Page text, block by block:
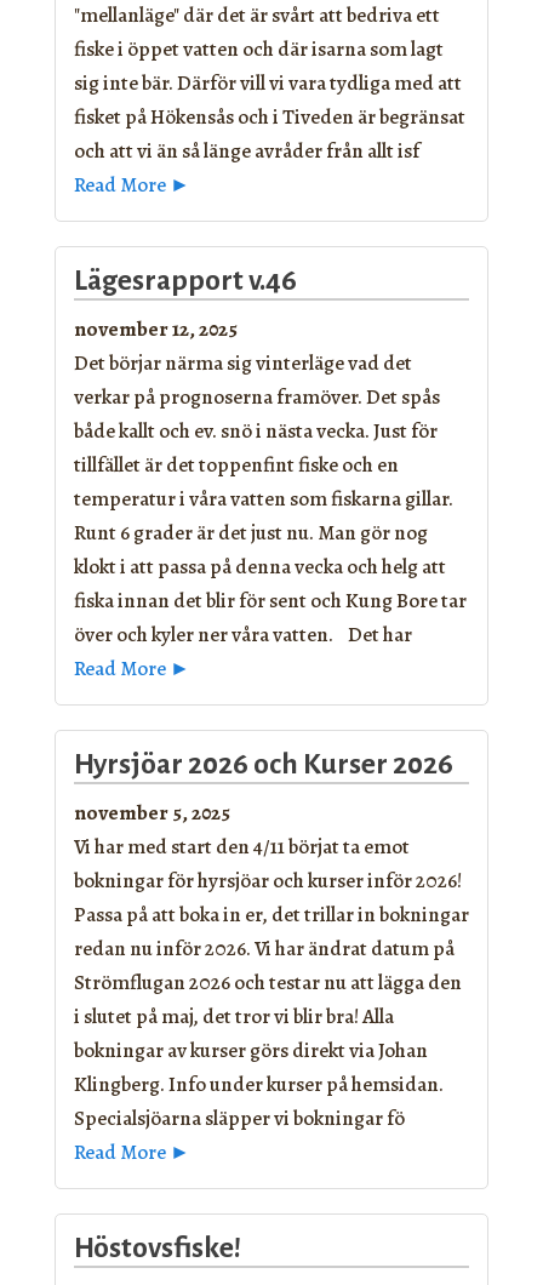
"mellanläge" där det är svårt att bedriva ett
fiske i öppet vatten och där isarna som lagt
sig inte bär. Därför vill vi vara tydliga med att
fisket på Hökensås och i Tiveden är begränsat
och att vi än så länge avråder från allt isf
Read More ►
Lägesrapport v.46
november 12, 2025
Det börjar närma sig vinterläge vad det
verkar på prognoserna framöver. Det spås
både kallt och ev. snö i nästa vecka. Just för
tillfället är det toppenfint fiske och en
temperatur i våra vatten som fiskarna gillar.
Runt 6 grader är det just nu. Man gör nog
klokt i att passa på denna vecka och helg att
fiska innan det blir för sent och Kung Bore tar
över och kyler ner våra vatten. Det har
Read More ►
Hyrsjöar 2026 och Kurser 2026
november 5, 2025
Vi har med start den 4/11 börjat ta emot
bokningar för hyrsjöar och kurser inför 2026!
Passa på att boka in er, det trillar in bokningar
redan nu inför 2026. Vi har ändrat datum på
Strömflugan 2026 och testar nu att lägga den
i slutet på maj, det tror vi blir bra! Alla
bokningar av kurser görs direkt via Johan
Klingberg. Info under kurser på hemsidan.
Specialsjöarna släpper vi bokningar fö
Read More ►
Höstovsfiske!